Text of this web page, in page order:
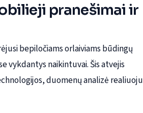
pranešimai ir
bepiločiams orlaiviams būdingų
vykdantys naikintuvai. Šis atvejis
duomenų analizė realiuoju